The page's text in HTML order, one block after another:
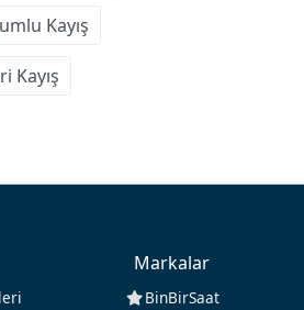
Kayış
Kayış
Markalar
BinBirSaat